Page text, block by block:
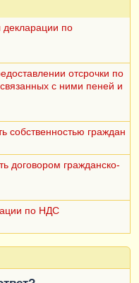
по
отсрочки по
с ними пеней и
собственностью граждан
договором гражданско-
по НДС